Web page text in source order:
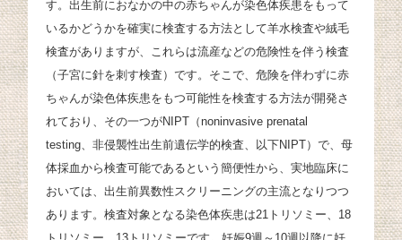
す。出生前におなかの中の赤ちゃんが染色体疾患をもって
いるかどうかを確実に検査する方法として羊水検査や絨毛
検査がありますが、これらは流産などの危険性を伴う検査
（子宮に針を刺す検査）です。そこで、危険を伴わずに赤
ちゃんが染色体疾患をもつ可能性を検査する方法が開発さ
れており、その一つがNIPT（noninvasive prenatal
testing、非侵襲性出生前遺伝学的検査、以下NIPT）で、母
体採血から検査可能であるという簡便性から、実地臨床に
おいては、出生前異数性スクリーニングの主流となりつつ
あります。検査対象となる染色体疾患は21トリソミー、18